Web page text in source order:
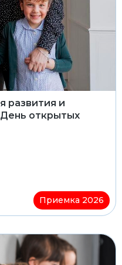
развития и
День открытых
Приемка 2026